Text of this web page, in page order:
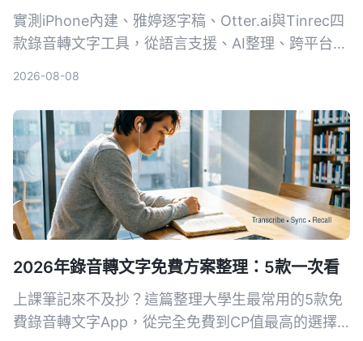
實測iPhone內建、雅婷逐字稿、Otter.ai與Tinrec四
款錄音轉文字工具，從語言支援、AI整理、跨平台到
2026-08-08
2026年錄音轉文字免費方案整理：5款一次看
上課筆記來不及抄？這篇整理大學生最常用的5款免
費錄音轉文字App，從完全免費到CP值最高的選擇